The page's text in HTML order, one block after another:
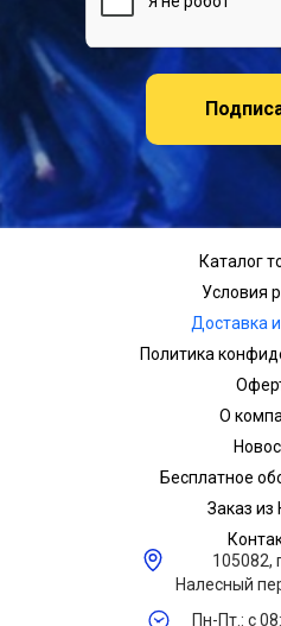
Каталог
Условия
Доставка
Политика
О
Бесплатное
Заказ из
105082,
Налесный
Пн-Пт.: с